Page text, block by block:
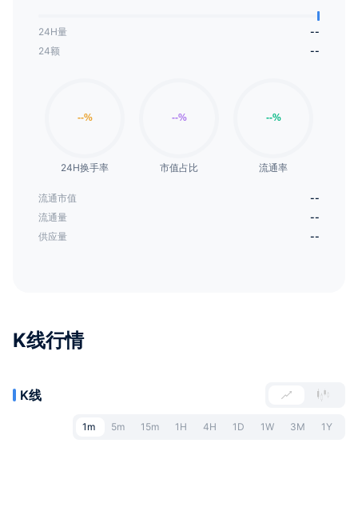
24H量
--
24额
--
24H换手率 市值占比 流通率
流通市值
--
流通量
--
供应量
--
K线行情
K线
1m 5m 15m 1H 4H 1D 1W 3M 1Y